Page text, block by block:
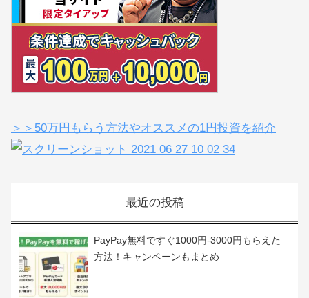
＞＞50万円もらう方法やオススメの1円投資を紹介
最近の投稿
PayPay無料ですぐ1000円-3000円もらえた
方法！キャンペーンもまとめ